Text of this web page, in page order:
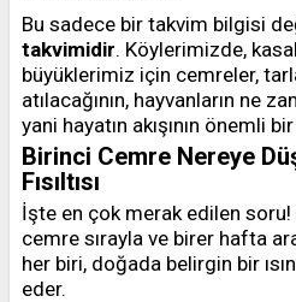
Bu sadece bir takvim bilgisi
takvimidir. Köylerimizde,
büyüklerimiz için cemreler,
atılacağının, hayvanların ne
yani hayatın akışının önemli
Birinci Cemre Nereye
Fısıltısı
İşte en çok merak edilen soru!
cemre sırayla ve birer hafta
her biri, doğada belirgin bir
eder.